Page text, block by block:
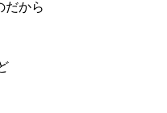
だから